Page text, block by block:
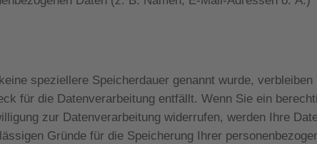
speziellere Speicherdauer genannt wurde, verbleiben
für die Datenverarbeitung entfällt. Wenn Sie ein
zur Datenverarbeitung widerrufen, werden Ihre
Gründe für die Speicherung Ihrer